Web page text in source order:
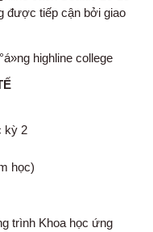
được tiếp cận bởi giao
kỳ 2
học)
trình Khoa học ứng